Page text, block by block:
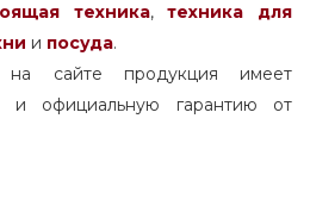
техника,
техника для
и посуда.
на сайте продукция имеет
и официальную гарантию от